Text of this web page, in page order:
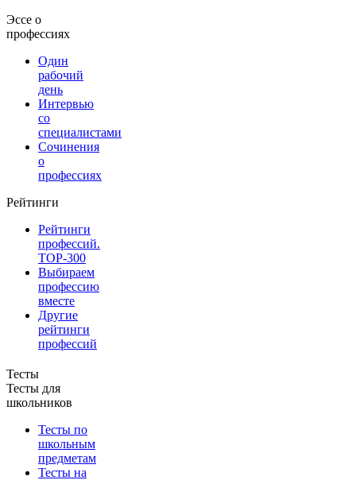
Эссе о
профессиях
Один
рабочий
день
Интервью
со
специалистами
Сочинения
о
профессиях
Рейтинги
Рейтинги
профессий.
TOP-300
Выбираем
профессию
вместе
Другие
рейтинги
профессий
Тесты
Тесты для
школьников
Тесты по
школьным
предметам
Тесты на